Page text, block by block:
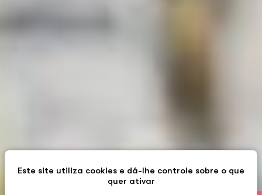
Este site utiliza cookies e dá-lhe controle sobre o que
quer ativar